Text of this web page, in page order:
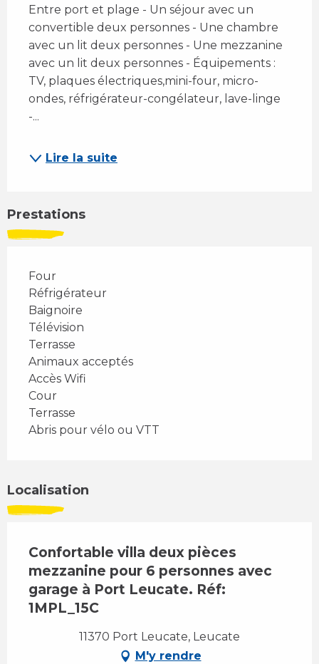
Entre port et plage - Un séjour avec un
convertible deux personnes - Une chambre
avec un lit deux personnes - Une mezzanine
avec un lit deux personnes - Équipements :
TV, plaques électriques,mini-four, micro-
ondes, réfrigérateur-congélateur, lave-linge
-...
Lire la suite
Prestations
Four
Réfrigérateur
Baignoire
Télévision
Terrasse
Animaux acceptés
Accès Wifi
Cour
Terrasse
Abris pour vélo ou VTT
Localisation
Confortable villa deux pièces
mezzanine pour 6 personnes avec
garage à Port Leucate. Réf:
1MPL_15C
11370 Port Leucate, Leucate
M'y rendre